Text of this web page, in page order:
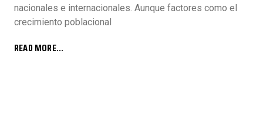
nacionales e internacionales. Aunque factores como el
crecimiento poblacional
READ MORE...